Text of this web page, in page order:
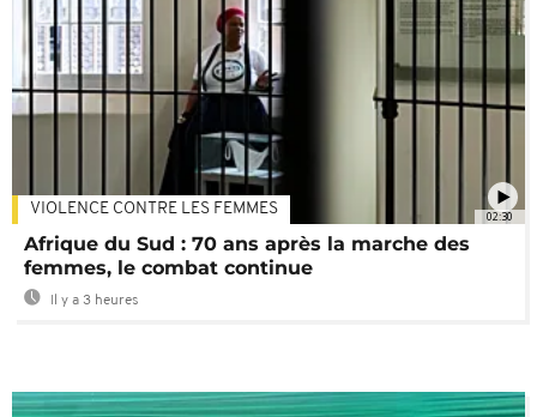
02:30
VIOLENCE CONTRE LES FEMMES
Afrique du Sud : 70 ans après la marche des
femmes, le combat continue
Il y a 3 heures